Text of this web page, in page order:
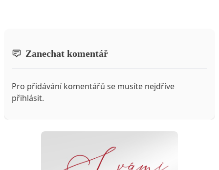
Zanechat komentář
Pro přidávání komentářů se musíte nejdříve
přihlásit.